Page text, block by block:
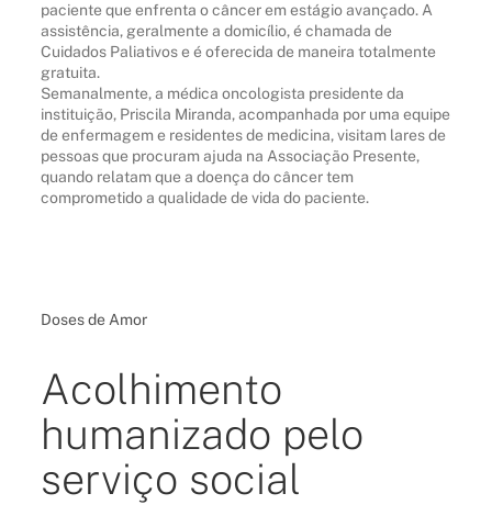
Doses de Amor
Acolhimento
humanizado pelo
serviço social
paciente que enfrenta o câncer em estágio avançado. A
assistência, geralmente a domicílio, é chamada de
Cuidados Paliativos e é oferecida de maneira totalmente
gratuita.
Semanalmente, a médica oncologista presidente da
instituição, Priscila Miranda, acompanhada por uma equipe
de enfermagem e residentes de medicina, visitam lares de
pessoas que procuram ajuda na Associação Presente,
quando relatam que a doença do câncer tem
comprometido a qualidade de vida do paciente.